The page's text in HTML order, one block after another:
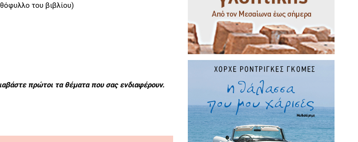
του βιβλίου)
πρώτοι τα θέματα που σας ενδιαφέρουν.